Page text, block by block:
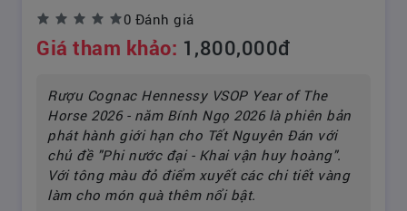
0 Đánh giá
Giá tham khảo: 1,800,000đ
Rượu Cognac Hennessy VSOP Year of The
Horse 2026 - năm Bính Ngọ 2026 là phiên bản
phát hành giới hạn cho Tết Nguyên Đán với
chủ đề "Phi nước đại - Khai vận huy hoàng".
Với tông màu đỏ điểm xuyết các chi tiết vàng
làm cho món quà thêm nổi bật.